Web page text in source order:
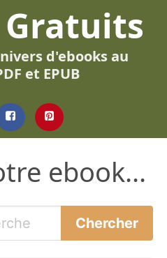
Gratuits
d'ebooks au
et EPUB
ebook...